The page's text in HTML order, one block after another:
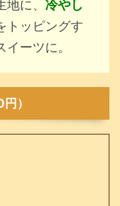
に、 冷やし
トッピングす
ーツに。
）